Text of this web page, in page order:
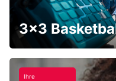
3x3
Ihre